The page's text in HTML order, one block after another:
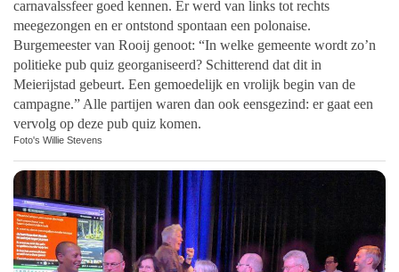
carnavalssfeer goed kennen. Er werd van links tot rechts
meegezongen en er ontstond spontaan een polonaise.
Burgemeester van Rooij genoot: “In welke gemeente wordt zo’n
politieke pub quiz georganiseerd? Schitterend dat dit in
Meierijstad gebeurt. Een gemoedelijk en vrolijk begin van de
campagne.” Alle partijen waren dan ook eensgezind: er gaat een
vervolg op deze pub quiz komen.
Foto's Willie Stevens